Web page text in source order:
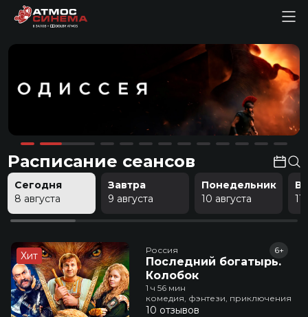
Расписание сеансов
Сегодня
8 августа
Завтра
9 августа
Понедельник
10 августа
11
Хит Россия
Последний богатырь.
Колобок
6+
1 ч 56 мин
комедия, фэнтези, приключения
10 отзывов